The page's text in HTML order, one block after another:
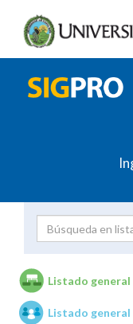
Unidades
Listado
Listado